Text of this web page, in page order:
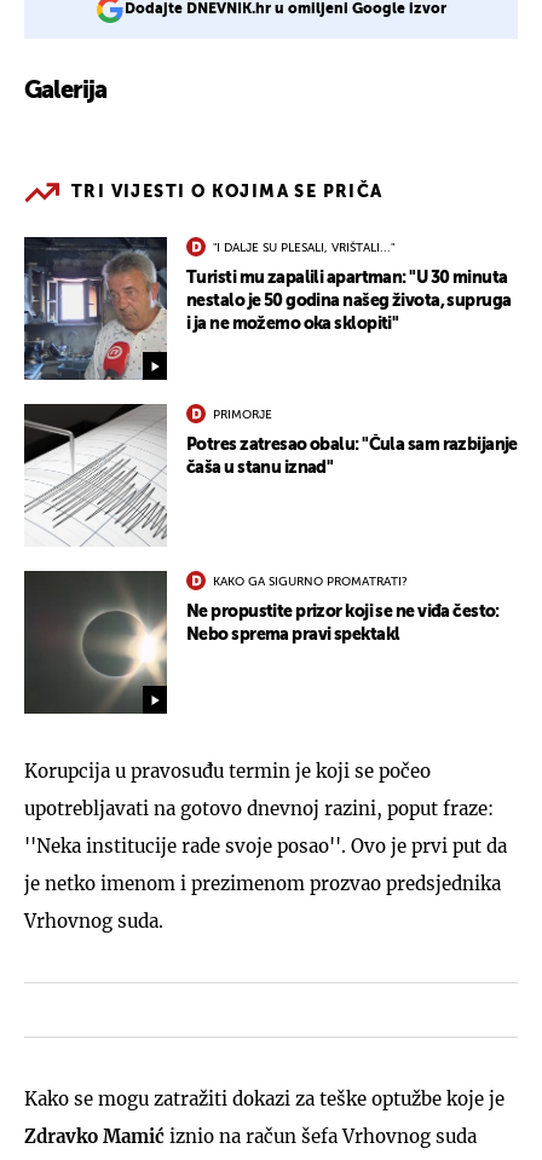
Dodajte DNEVNIK.hr u omiljeni Google izvor
Galerija
TRI VIJESTI O KOJIMA SE PRIČA
"I DALJE SU PLESALI, VRIŠTALI..."
Turisti mu zapalili apartman: "U 30 minuta
nestalo je 50 godina našeg života, supruga
i ja ne možemo oka sklopiti"
PRIMORJE
Potres zatresao obalu: "Čula sam razbijanje
čaša u stanu iznad"
KAKO GA SIGURNO PROMATRATI?
Ne propustite prizor koji se ne viđa često:
Nebo sprema pravi spektakl
Korupcija u pravosuđu termin je koji se počeo
upotrebljavati na gotovo dnevnoj razini, poput fraze:
''Neka institucije rade svoje posao''. Ovo je prvi put da
je netko imenom i prezimenom prozvao predsjednika
Vrhovnog suda.
Kako se mogu zatražiti dokazi za teške optužbe koje je
Zdravko Mamić iznio na račun šefa Vrhovnog suda